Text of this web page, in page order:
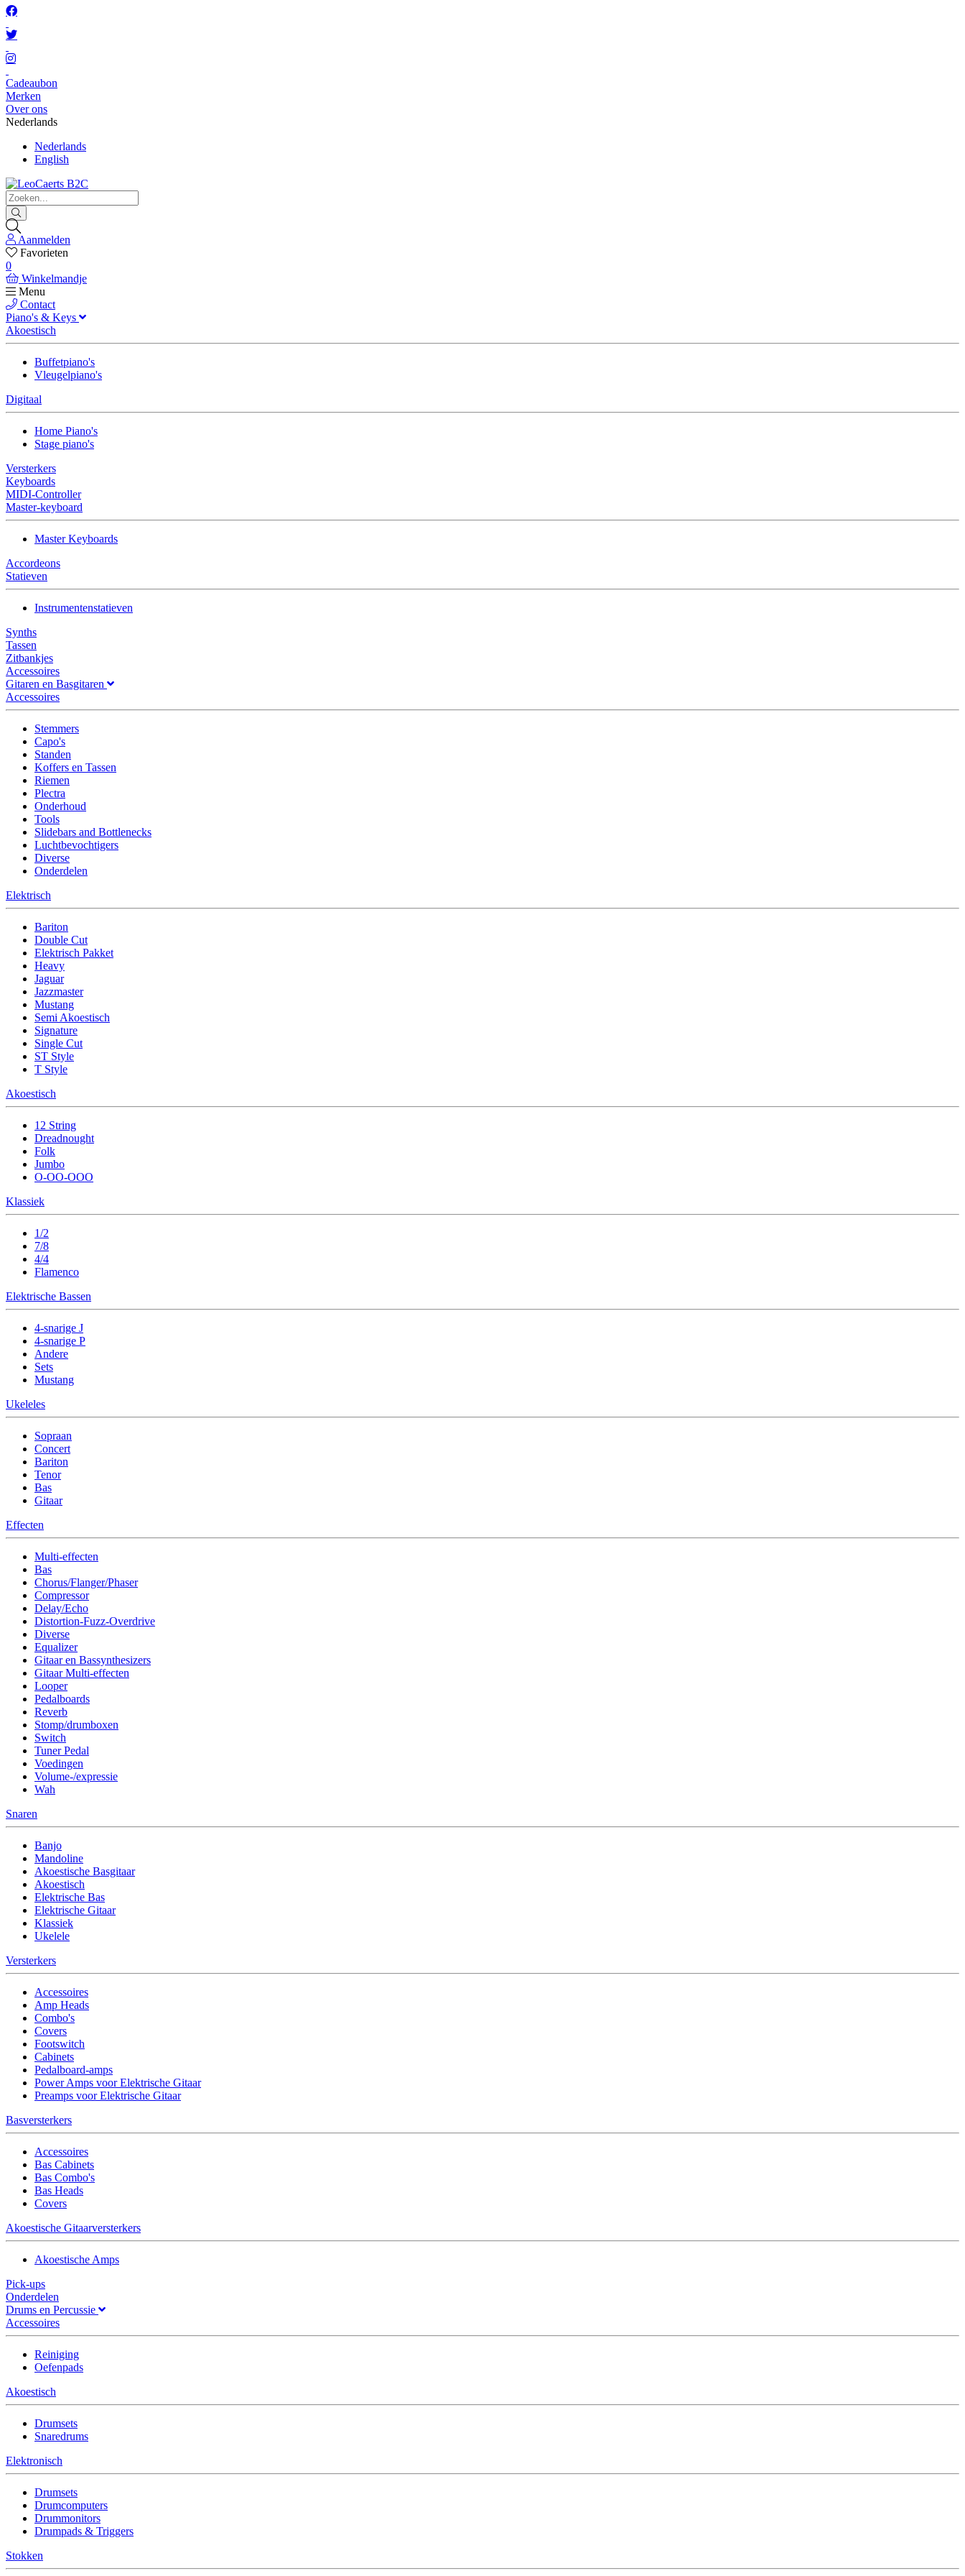
Cadeaubon
Merken
Over ons
Nederlands
Nederlands
English
Aanmelden
Favorieten
0
Winkelmandje
Menu
Contact
Piano's & Keys
Akoestisch
Buffetpiano's
Vleugelpiano's
Digitaal
Home Piano's
Stage piano's
Versterkers
Keyboards
MIDI-Controller
Master-keyboard
Master Keyboards
Accordeons
Statieven
Instrumentenstatieven
Synths
Tassen
Zitbankjes
Accessoires
Gitaren en Basgitaren
Accessoires
Stemmers
Capo's
Standen
Koffers en Tassen
Riemen
Plectra
Onderhoud
Tools
Slidebars and Bottlenecks
Luchtbevochtigers
Diverse
Onderdelen
Elektrisch
Bariton
Double Cut
Elektrisch Pakket
Heavy
Jaguar
Jazzmaster
Mustang
Semi Akoestisch
Signature
Single Cut
ST Style
T Style
Akoestisch
12 String
Dreadnought
Folk
Jumbo
O-OO-OOO
Klassiek
1/2
7/8
4/4
Flamenco
Elektrische Bassen
4-snarige J
4-snarige P
Andere
Sets
Mustang
Ukeleles
Sopraan
Concert
Bariton
Tenor
Bas
Gitaar
Effecten
Multi-effecten
Bas
Chorus/Flanger/Phaser
Compressor
Delay/Echo
Distortion-Fuzz-Overdrive
Diverse
Equalizer
Gitaar en Bassynthesizers
Gitaar Multi-effecten
Looper
Pedalboards
Reverb
Stomp/drumboxen
Switch
Tuner Pedal
Voedingen
Volume-/expressie
Wah
Snaren
Banjo
Mandoline
Akoestische Basgitaar
Akoestisch
Elektrische Bas
Elektrische Gitaar
Klassiek
Ukelele
Versterkers
Accessoires
Amp Heads
Combo's
Covers
Footswitch
Cabinets
Pedalboard-amps
Power Amps voor Elektrische Gitaar
Preamps voor Elektrische Gitaar
Basversterkers
Accessoires
Bas Cabinets
Bas Combo's
Bas Heads
Covers
Akoestische Gitaarversterkers
Akoestische Amps
Pick-ups
Onderdelen
Drums en Percussie
Accessoires
Reiniging
Oefenpads
Akoestisch
Drumsets
Snaredrums
Elektronisch
Drumsets
Drumcomputers
Drummonitors
Drumpads & Triggers
Stokken